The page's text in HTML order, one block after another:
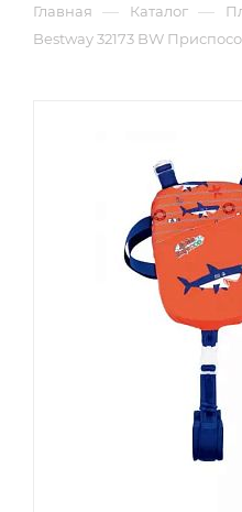
Главная — Каталог —
Bestway 32173 BW